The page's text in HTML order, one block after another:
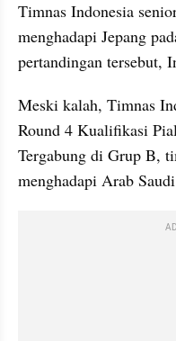
Timnas Indonesia
menghadapi Jepang
pertandingan tersebut,
Meski kalah, Timnas
Round 4 Kualifikasi
Tergabung di Grup B,
menghadapi Arab